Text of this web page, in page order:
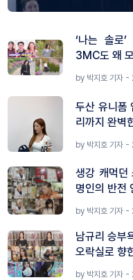
‘나는 솔로
3MC도 왜
by 박지호 기자
두산 유니폼
리까지 완벽
by 박지호 기자
생강 캐먹던
명인의 반전
by 박지호 기자
남규리 승부
오락실로 향
by 박지호 기자